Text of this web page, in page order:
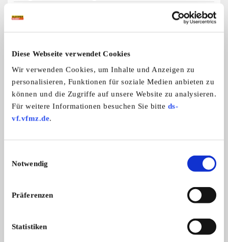
Diese Webseite verwendet Cookies
Wir verwenden Cookies, um Inhalte und Anzeigen zu
personalisieren, Funktionen für soziale Medien anbieten zu
können und die Zugriffe auf unsere Website zu analysieren.
Für weitere Informationen besuchen Sie bitte ds-
vf.vfmz.de.
Notwendig
Präferenzen
Statistiken
Automarken:
Alle Marken
Burgenländischer Oldtimer Club
Branchenbuch-Eintrag übernehmen